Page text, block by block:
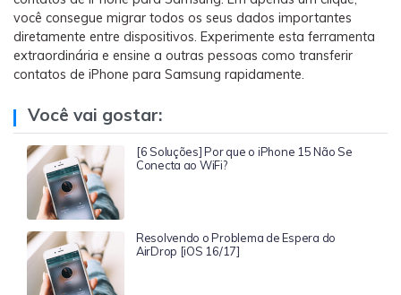
você consegue migrar todos os seus dados importantes
diretamente entre dispositivos. Experimente esta ferramenta
extraordinária e ensine a outras pessoas como transferir
contatos de iPhone para Samsung rapidamente.
Você vai gostar:
[6 Soluções] Por que o iPhone 15 Não Se
Conecta ao WiFi?
Resolvendo o Problema de Espera do
AirDrop [iOS 16/17]